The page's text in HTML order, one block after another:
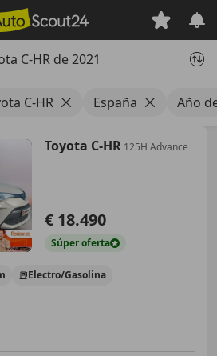
C-HR de 2021
C-HR España Año
Toyota C-HR 125H Advance
€ 18.490
Súperoferta
Electro/Gasolina